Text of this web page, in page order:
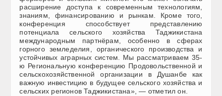
расширение доступа к современным технологиям,
знаниям, финансированию и рынкам. Кроме того,
конференция способствует представлению
потенциала сельского хозяйства Таджикистана
международным партнёрам, особенно в сферах
горного земледелия, органического производства и
устойчивых аграрных систем. Мы рассматриваем 35-
ю Региональную конференцию Продовольственной и
сельскохозяйственной организации в Душанбе как
важную инвестицию в будущее сельского хозяйства и
сельских регионов Таджикистана», — отметил он.